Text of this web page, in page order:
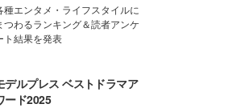
種エンタメ・ライフスタイルに
つわるランキング＆読者アンケ
ト結果を発表
デルプレス ベストドラマア
ード2025